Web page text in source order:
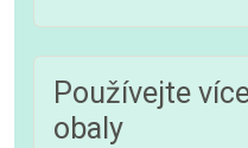
Používejte
obaly